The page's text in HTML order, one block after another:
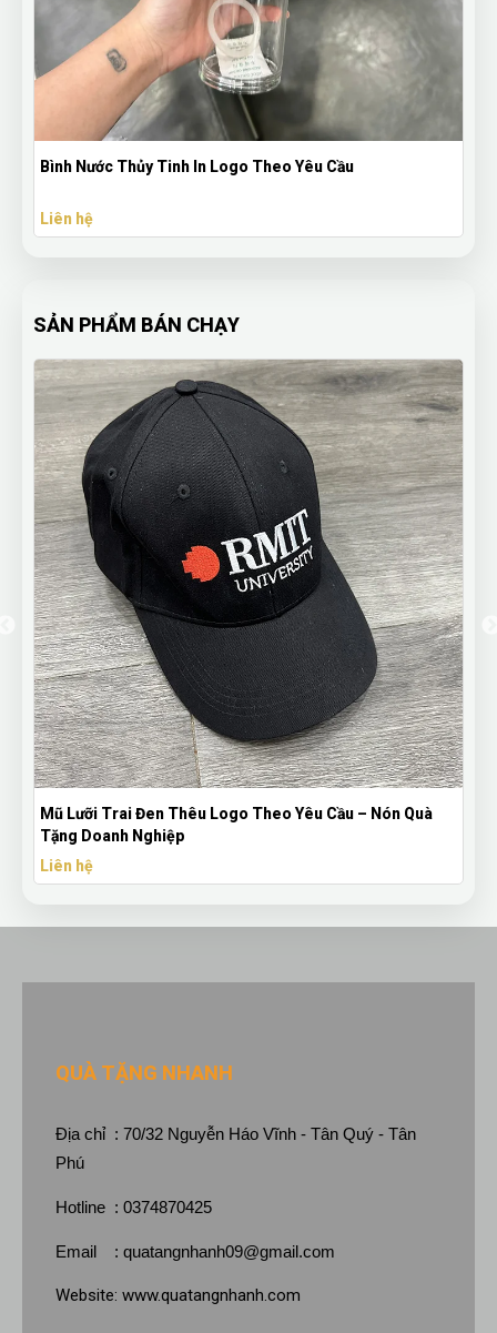
Bình Nước Thủy Tinh In Logo Theo Yêu Cầu
Liên hệ
SẢN PHẨM BÁN CHẠY
Mũ Lưỡi Trai Đen Thêu Logo Theo Yêu Cầu – Nón Quà
Tặng Doanh Nghiệp
Liên hệ
QUÀ TẶNG NHANH
Địa chỉ : 70/32 Nguyễn Háo Vĩnh - Tân Quý - Tân
Phú
Hotline : 0374870425
Email : quatangnhanh09@gmail.com
Website: www.quatangnhanh.com